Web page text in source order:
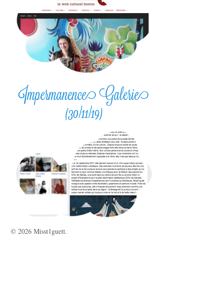
Impermanence Galerie
(30/11/19)
© 2026 Misst1guett.